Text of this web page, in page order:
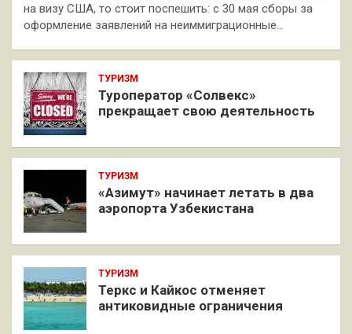
на визу США, то стоит поспешить: с 30 мая сборы за
оформление заявлений на неиммиграционные…
ТУРИЗМ
Туроператор «Солвекс»
прекращает свою деятельность
ТУРИЗМ
«Азимут» начинает летать в два
аэропорта Узбекистана
ТУРИЗМ
Теркс и Кайкос отменяет
антиковидные ограничения